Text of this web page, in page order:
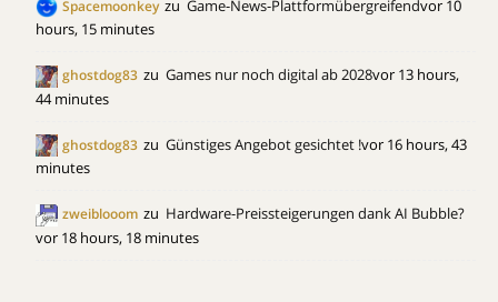
Spacemoonkey zu Game-News-Plattformübergreifendvor 10
hours, 15 minutes
ghostdog83 zu Games nur noch digital ab 2028vor 13 hours,
44 minutes
ghostdog83 zu Günstiges Angebot gesichtet !vor 16 hours, 43
minutes
zweiblooom zu Hardware-Preissteigerungen dank AI Bubble?
vor 18 hours, 18 minutes